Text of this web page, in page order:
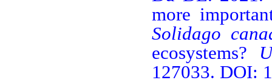
more
Solidago
ecosystems?
127033. DOI: